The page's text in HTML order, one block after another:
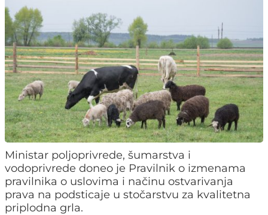
Ministar poljoprivrede, šumarstva i
vodoprivrede doneo je Pravilnik o izmenama
pravilnika o uslovima i načinu ostvarivanja
prava na podsticaje u stočarstvu za kvalitetna
priplodna grla.